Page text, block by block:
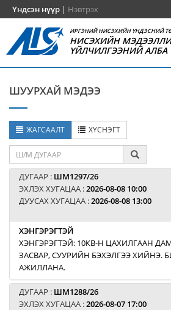
Үндсэн нүүр | Нэвтрэх
ИРГЭНИЙ НИСЭХИЙН ҮНДЭСНИЙ
НИСЭХИЙН
ҮЙЛЧИЛГЭЭНИЙ АЛБА
ШУУРХАЙ МЭДЭЭ
ЖАГСААЛТ ХҮСНЭГТ
ДУГААР : ШМ1297/26
ЭХЛЭХ ХУГАЦАА :2026-08-08 10:00
ДУУСАХ ХУГАЦАА :2026-08-08 13:00
ХЭНГЭРЭГТЭЙ
ХЭНГЭРЭГТЭЙ: 10КВ-Н ЦАХИЛГААН
ЗАСВАР, СУУРИЙН БЭХЭЛГЭЭ ХИЙНЭ.
АЖИЛЛАНА.
ДУГААР : ШМ1288/26
ЭХЛЭХ ХУГАЦАА :2026-08-07 17:00